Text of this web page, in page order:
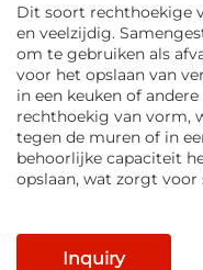
Dit soort rechthoekige
en veelzijdig.
om te gebruiken als
voor het opslaan van
in een keuken of
rechthoekig van vorm,
tegen de muren of in
behoorlijke capaciteit
opslaan, wat zorgt voor
Inquiry